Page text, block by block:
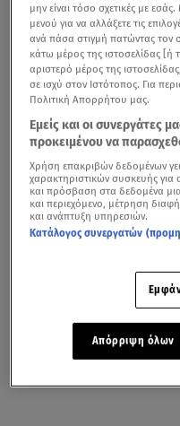
μην είναι τόσο σχετικές με
μενού για να αλλάξετε τις
ανά πάσα στιγμή πατώντας τον
κάτω μέρος της ιστοσελίδας [ή
αριστερό μέρος της
σε ισχύ στον Ιστότοπος. Για
Πολιτική Απορρήτου μας.
Εμείς και οι συνεργάτες
προκειμένου να
Χρήση επακριβών δεδομένων
χαρακτηριστικών συσκευής
και πρόσβαση στα δεδομένα
και περιεχόμενο, μέτρηση
και ανάπτυξη υπηρεσιών.
Κατάλογος συνεργατών
Απόρριψη όλων